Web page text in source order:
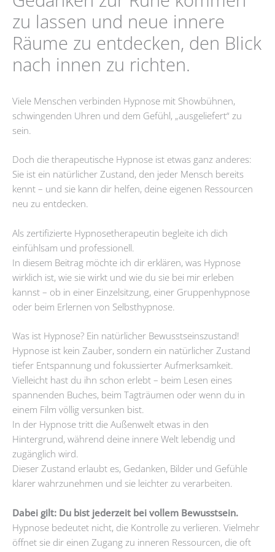
zu lassen und neue innere
Räume zu entdecken, den Blick
nach innen zu richten.
Viele Menschen verbinden Hypnose mit Showbühnen,
schwingenden Uhren und dem Gefühl, „ausgeliefert“ zu
sein.
Doch die therapeutische Hypnose ist etwas ganz anderes:
Sie ist ein natürlicher Zustand, den jeder Mensch bereits
kennt – und sie kann dir helfen, deine eigenen Ressourcen
neu zu entdecken.
Als zertifizierte Hypnosetherapeutin begleite ich dich
einfühlsam und professionell.
In diesem Beitrag möchte ich dir erklären, was Hypnose
wirklich ist, wie sie wirkt und wie du sie bei mir erleben
kannst – ob in einer Einzelsitzung, einer Gruppenhypnose
oder beim Erlernen von Selbsthypnose.
Was ist Hypnose? Ein natürlicher Bewusstseinszustand!
Hypnose ist kein Zauber, sondern ein natürlicher Zustand
tiefer Entspannung und fokussierter Aufmerksamkeit.
Vielleicht hast du ihn schon erlebt – beim Lesen eines
spannenden Buches, beim Tagträumen oder wenn du in
einem Film völlig versunken bist.
In der Hypnose tritt die Außenwelt etwas in den
Hintergrund, während deine innere Welt lebendig und
zugänglich wird.
Dieser Zustand erlaubt es, Gedanken, Bilder und Gefühle
klarer wahrzunehmen und sie leichter zu verarbeiten.
Dabei gilt: Du bist jederzeit bei vollem Bewusstsein.
Hypnose bedeutet nicht, die Kontrolle zu verlieren. Vielmehr
öffnet sie dir einen Zugang zu inneren Ressourcen, die oft